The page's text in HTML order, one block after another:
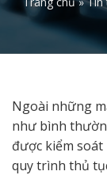
Ngoài những
như bình
được kiểm
quy trình thủ